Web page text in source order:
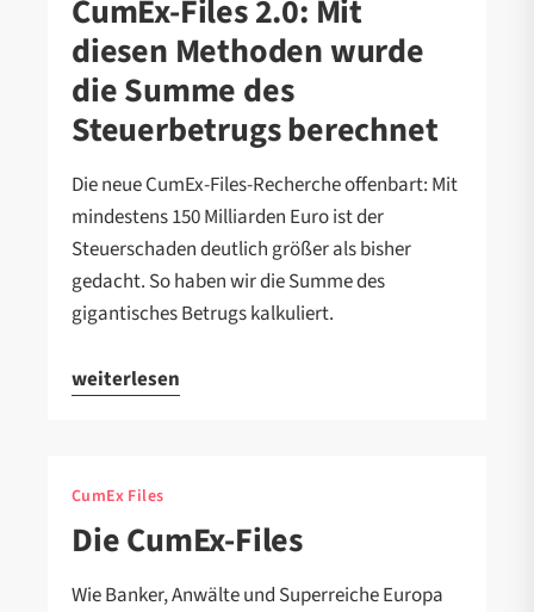
CumEx-Files 2.0: Mit
diesen Methoden wurde
die Summe des
Steuerbetrugs berechnet
Die neue CumEx-Files-Recherche offenbart: Mit
mindestens 150 Milliarden Euro ist der
Steuerschaden deutlich größer als bisher
gedacht. So haben wir die Summe des
gigantisches Betrugs kalkuliert.
weiterlesen
CumEx Files
Die CumEx-Files
Wie Banker, Anwälte und Superreiche Europa